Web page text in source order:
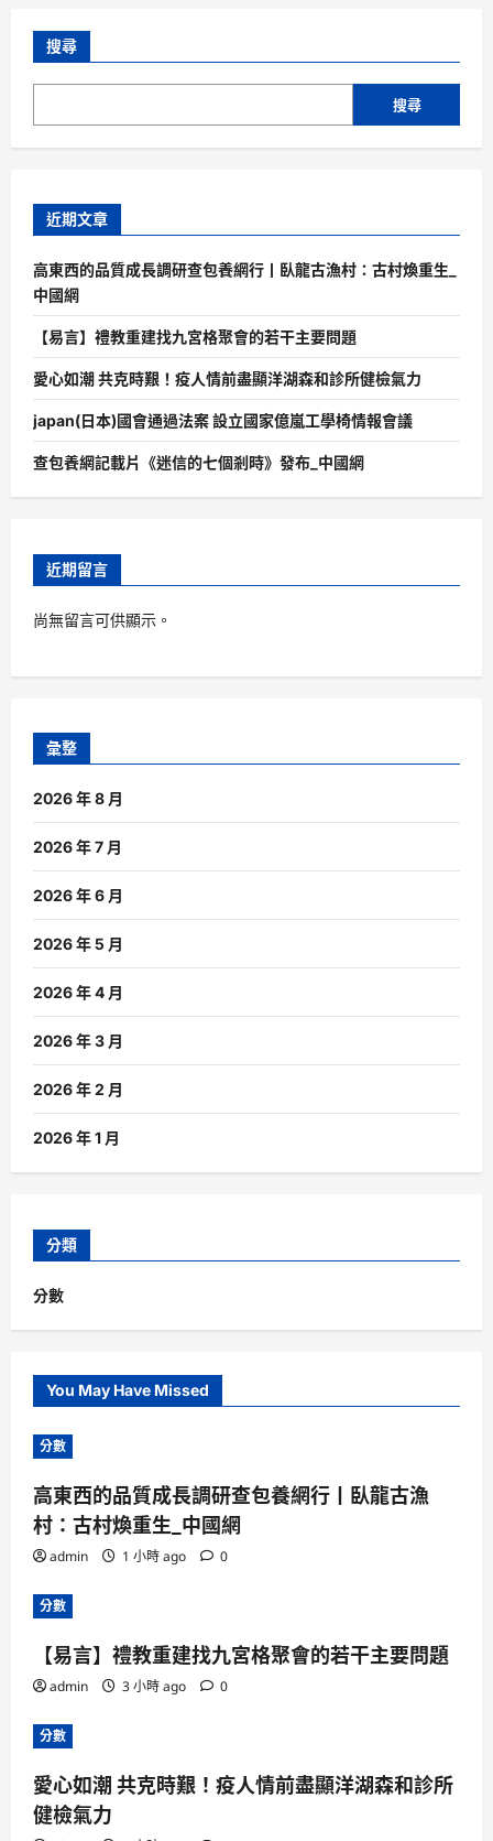
搜尋
搜尋
近期文章
高東西的品質成長調研查包養網行丨臥龍古漁村：古村煥重生_
中國網
【易言】禮教重建找九宮格聚會的若干主要問題
愛心如潮 共克時艱！疫人情前盡顯洋湖森和診所健檢氣力
japan(日本)國會通過法案 設立國家億嵐工學椅情報會議
查包養網記載片《迷信的七個剎時》發布_中國網
近期留言
尚無留言可供顯示。
彙整
2026 年 8 月
2026 年 7 月
2026 年 6 月
2026 年 5 月
2026 年 4 月
2026 年 3 月
2026 年 2 月
2026 年 1 月
分類
分數
You May Have Missed
分數
高東西的品質成長調研查包養網行丨臥龍古漁
村：古村煥重生_中國網
admin 1 小時 ago 0
分數
【易言】禮教重建找九宮格聚會的若干主要問題
admin 3 小時 ago 0
分數
愛心如潮 共克時艱！疫人情前盡顯洋湖森和診所
健檢氣力